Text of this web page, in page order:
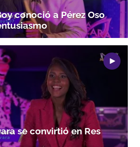
a nuestro boletín.
ACEPTAR
conoció a Pérez Oso
se convirtió en Res